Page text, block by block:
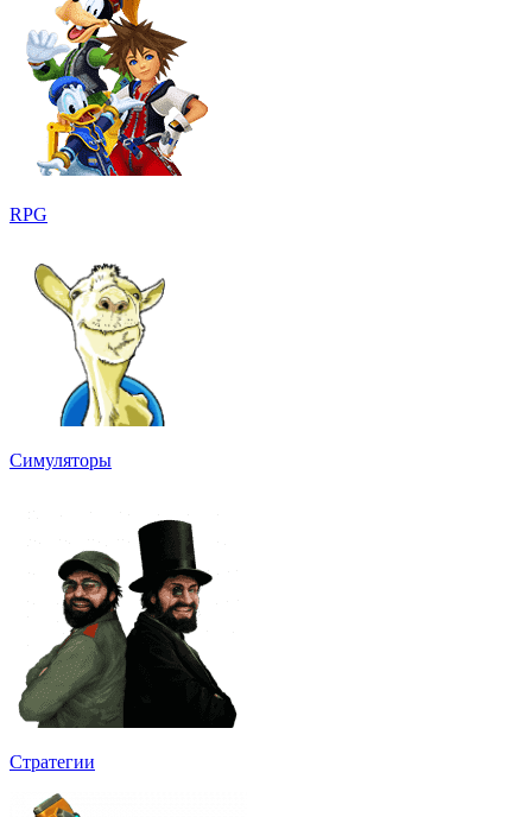
RPG
Симуляторы
Стратегии